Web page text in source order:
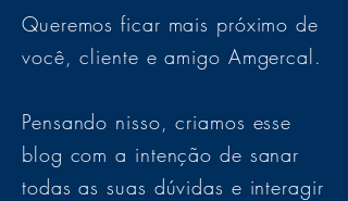
Queremos ficar mais próximo de
você, cliente e amigo Amgercal.
Pensando nisso, criamos esse
blog com a intenção de sanar
todas as suas dúvidas e interagir